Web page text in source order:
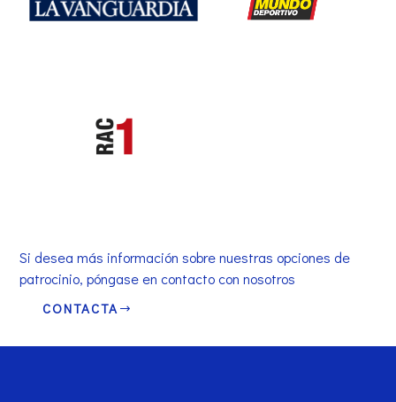
Si desea más información sobre nuestras opciones de
patrocinio, póngase en contacto con nosotros
CONTACTA